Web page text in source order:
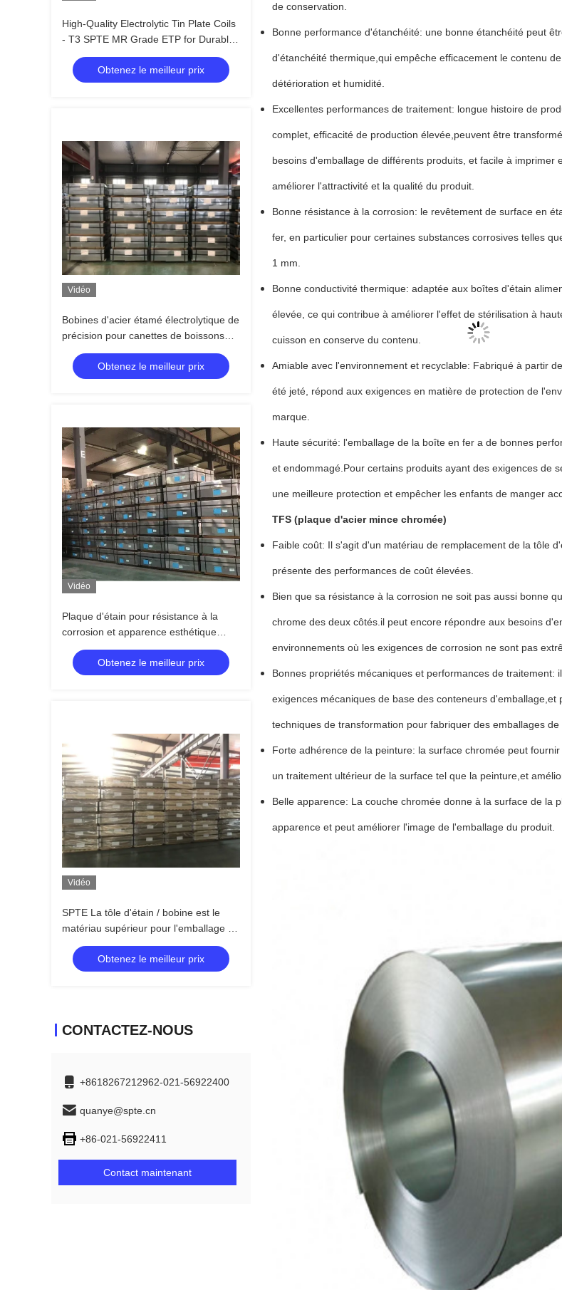
High-Quality Electrolytic Tin Plate Coils
- T3 SPTE MR Grade ETP for Durable
Food Packaging Solutions
Obtenez le meilleur prix
Vidéo
Bobines d'acier étamé électrolytique de
précision pour canettes de boissons
énergisantes - Finitions multi-surfaces
0,16-0,35 mmObtenez le meilleur prix
Vidéo
Plaque d'étain pour résistance à la
corrosion et apparence esthétique
dans les emballages alimentaires
Obtenez le meilleur prix
Vidéo
SPTE La tôle d'étain / bobine est le
matériau supérieur pour l'emballage de
boissons énergisantes en étain
Obtenez le meilleur prix
CONTACTEZ-NOUS
+8618267212962-021-56922400
quanye@spte.cn
+86-021-56922411
Contact maintenant
de conservation.
Bonne performance d'étanchéité: une bonne étanchéité peut
d'étanchéité thermique,qui empêche efficacement le contenu
détérioration et humidité.
Excellentes performances de traitement: longue histoire de
complet, efficacité de production élevée,peuvent être
besoins d'emballage de différents produits, et facile à
améliorer l'attractivité et la qualité du produit.
Bonne résistance à la corrosion: le revêtement de surface en
fer, en particulier pour certaines substances corrosives telles
1 mm.
Bonne conductivité thermique: adaptée aux boîtes d'étain
élevée, ce qui contribue à améliorer l'effet de stérilisation à
cuisson en conserve du contenu.
Amiable avec l'environnement et recyclable: Fabriqué à partir
été jeté, répond aux exigences en matière de protection de
marque.
Haute sécurité: l'emballage de la boîte en fer a de bonnes
et endommagé.Pour certains produits ayant des exigences de
une meilleure protection et empêcher les enfants de manger
TFS (plaque d'acier mince chromée)
Faible coût: Il s'agit d'un matériau de remplacement de la tôle
présente des performances de coût élevées.
Bien que sa résistance à la corrosion ne soit pas aussi bonne
chrome des deux côtés.il peut encore répondre aux besoins
environnements où les exigences de corrosion ne sont pas
Bonnes propriétés mécaniques et performances de
exigences mécaniques de base des conteneurs
techniques de transformation pour fabriquer des emballages de
Forte adhérence de la peinture: la surface chromée peut
un traitement ultérieur de la surface tel que la peinture,et
Belle apparence: La couche chromée donne à la surface de la
apparence et peut améliorer l'image de l'emballage du produit.